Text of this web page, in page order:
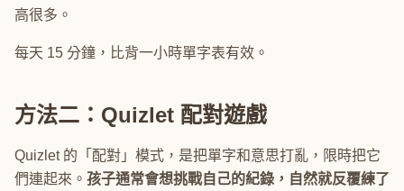
高很多。
每天 15 分鐘，比背一小時單字表有效。
方法二：Quizlet 配對遊戲
Quizlet 的「配對」模式，是把單字和意思打亂，限時把它
們連起來。 孩子通常會想挑戰自己的紀錄，自然就反覆練了